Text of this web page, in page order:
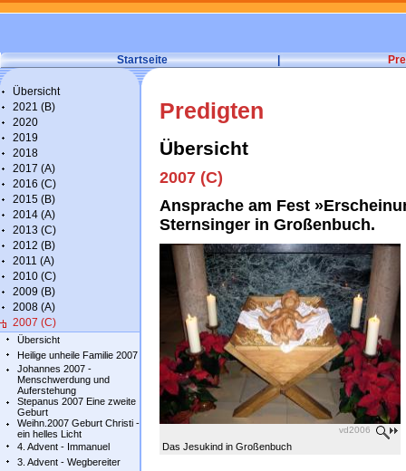
Startseite |
Übersicht
2021 (B)
2020
2019
2018
2017 (A)
2016 (C)
2015 (B)
2014 (A)
2013 (C)
2012 (B)
2011 (A)
2010 (C)
2009 (B)
2008 (A)
2007 (C)
Übersicht
Heilige unheile Familie 2007
Johannes 2007 -
Menschwerdung und
Auferstehung
Stepanus 2007 Eine zweite
Geburt
Weihn.2007 Geburt Christi -
ein helles Licht
4. Advent - Immanuel
3. Advent - Wegbereiter
Predigten
Übersicht
2007 (C)
Ansprache am Fest
Sternsinger in Großenbuch.
vd2006
Das Jesukind in Großenbuch